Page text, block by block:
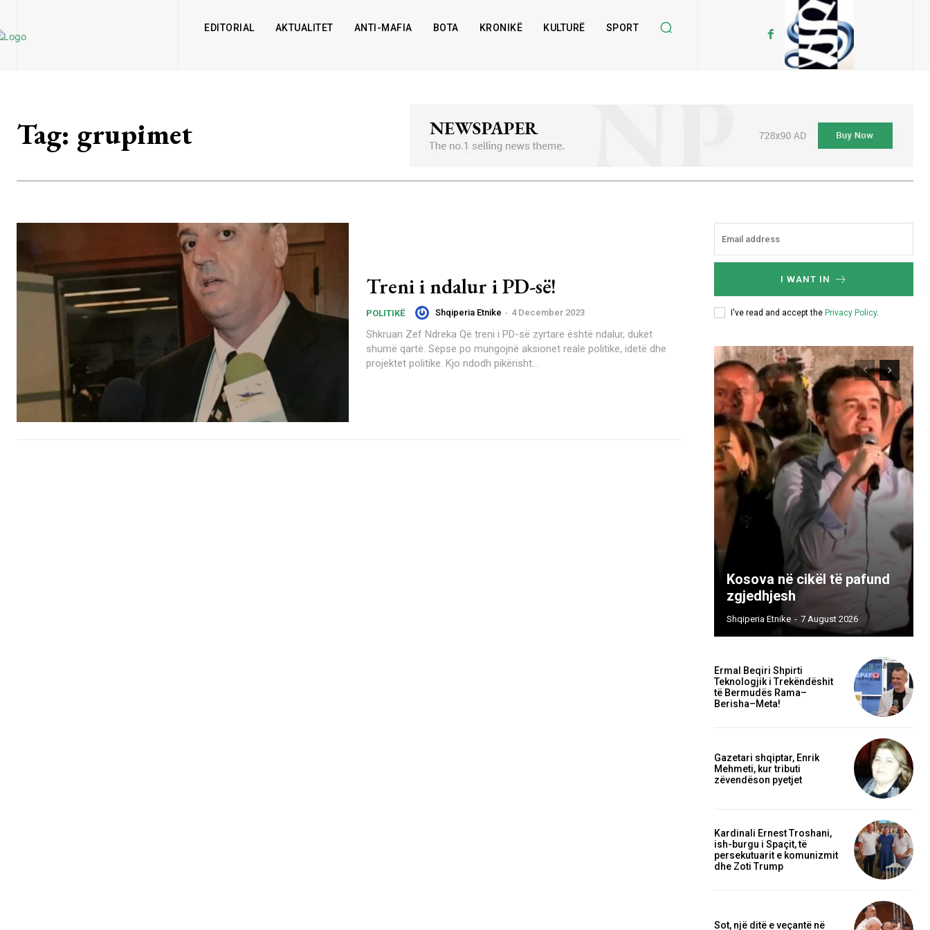
EDITORIAL AKTUALITET ANTI-MAFIA BOTA KRONIKË KULTURË SPORT
Tag: grupimet
Treni i ndalur i PD-së!
POLITIKË Shqiperia Etnike - 4 December 2023
Shkruan Zef Ndreka Që treni i PD-së zyrtare është ndalur, duket
shumë qartë. Sepse po mungojnë aksionet reale politike, idetë dhe
projektet politike. Kjo ndodh pikërisht...
I WANT IN
I've read and accept the Privacy Policy.
Kosova në cikël të pafund
zgjedhjesh
Shqiperia Etnike - 7 August 2026
Ermal Beqiri Shpirti
Teknologjik i Trekëndëshit
të Bermudës Rama–
Berisha–Meta!
Gazetari shqiptar, Enrik
Mehmeti, kur tributi
zëvendëson pyetjet
Kardinali Ernest Troshani,
ish-burgu i Spaçit, të
persekutuarit e komunizmit
dhe Zoti Trump
Sot, një ditë e veçantë në